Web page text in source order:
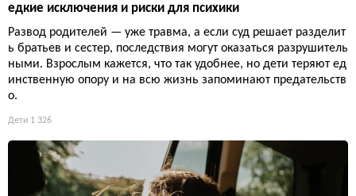
едкие исключения и риски для психики
Развод родителей — уже травма, а если суд решает разделит
ь братьев и сестер, последствия могут оказаться разрушитель
ными. Взрослым кажется, что так удобнее, но дети теряют ед
инственную опору и на всю жизнь запоминают предательств
о.
Дети 1 326